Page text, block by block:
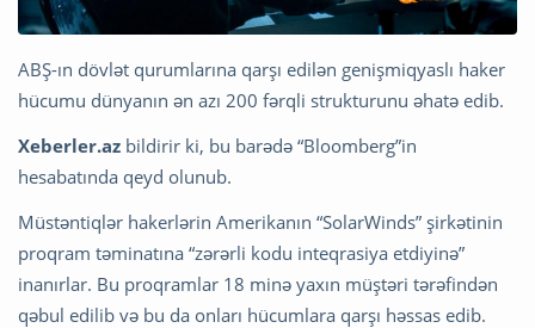
ABŞ-ın dövlət qurumlarına qarşı edilən genişmiqyaslı haker
hücumu dünyanın ən azı 200 fərqli strukturunu əhatə edib.
Xeberler.az bildirir ki, bu barədə “Bloomberg”in
hesabatında qeyd olunub.
Müstəntiqlər hakerlərin Amerikanın “SolarWinds” şirkətinin
proqram təminatına “zərərli kodu inteqrasiya etdiyinə”
inanırlar. Bu proqramlar 18 minə yaxın müştəri tərəfindən
qəbul edilib və bu da onları hücumlara qarşı həssas edib.